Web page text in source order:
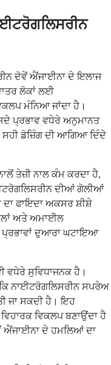
ਦੋਵੇਂ ਐਂਜਾਈਨਾ ਦੇ ਇਲਾਜ
ਲੋਕਾਂ ਲਈ
ਮੰਨਿਆ ਜਾਂਦਾ ਹੈ।
ਪ੍ਰਭਾਵ ਵਧੇਰੇ ਅਨੁਮਾਨਤ
ਡੋਜ਼ਿੰਗ ਦੀ ਆਗਿਆ ਦਿੰਦੇ
ਤੇਜ਼ੀ ਨਾਲ ਕੰਮ ਕਰਦਾ ਹੈ,
ਦੀਆਂ ਗੋਲੀਆਂ
ਦਾ ਫਾਇਦਾ ਅਕਸਰ ਸ਼ੀਸ਼ੇ
ਅਤੇ ਅਮਾਈਲ
ਪ੍ਰਭਾਵਾਂ ਦੁਆਰਾ ਘਟਾਇਆ
ਵਧੇਰੇ ਸੁਵਿਧਾਜਨਕ ਹੈ।
ਨਾਈਟਰੋਗਲਿਸਰੀਨ ਸਪਰੇਅ
ਜਾ ਸਕਦੀ ਹੈ। ਇਹ
ਵਿਕਲਪ ਬਣਾਉਂਦਾ ਹੈ
ਐਂਜਾਈਨਾ ਦੇ ਹਮਲਿਆਂ ਦਾ